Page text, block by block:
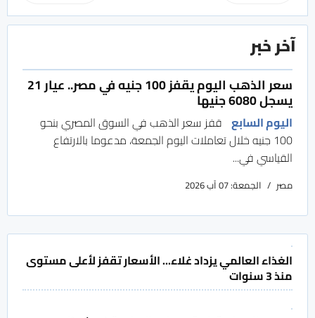
آخر خبر
سعر الذهب اليوم يقفز 100 جنيه في مصر.. عيار 21
يسجل 6080 جنيها
اليوم السابع قفز سعر الذهب في السوق المصري بنحو
100 جنيه خلال تعاملات اليوم الجمعة، مدعوما بالارتفاع
القياسي في...
مصر الجمعة: 07 آب 2026
الغذاء العالمي يزداد غلاء... الأسعار تقفز لأعلى مستوى
منذ 3 سنوات